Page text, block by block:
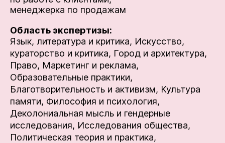
менеджерка по продажам
Область экспертизы:
Язык, литература и критика, Искусство,
кураторство и критика, Город и архитектура,
Право, Маркетинг и реклама,
Образовательные практики,
Благотворительность и активизм, Культура
памяти, Философия и психология,
Деколониальная мысль и гендерные
исследования, Исследования общества,
Политическая теория и практика,